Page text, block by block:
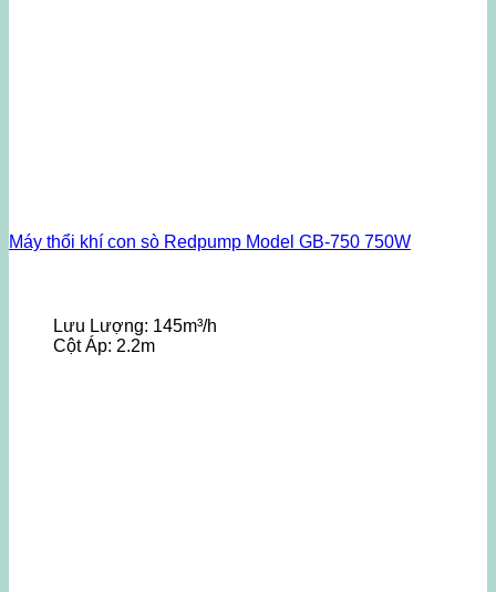
Máy thổi khí con sò Redpump Model GB-750 750W
Lưu Lượng: 145m³/h
Cột Áp: 2.2m